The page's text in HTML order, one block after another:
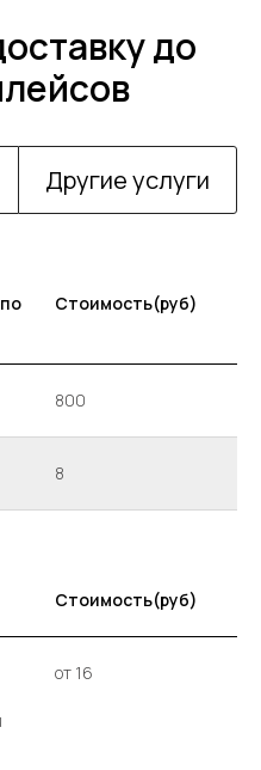
до
Другие услуги
Стоимость(руб)
800
8
Стоимость(руб)
от 16